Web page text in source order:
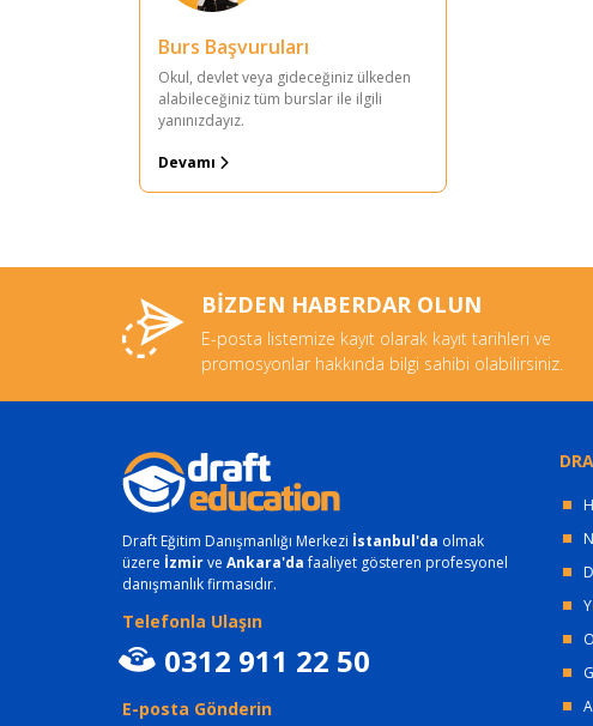
Burs Başvuruları
Okul, devlet veya gideceğiniz ülkeden
alabileceğiniz tüm burslar ile ilgili
yanınızdayız.
Devamı
BİZDEN HABERDAR OLUN
E-posta listemize kayıt olarak kayıt tarihleri ve
promosyonlar hakkında bilgi sahibi olabilirsiniz.
Draft Eğitim Danışmanlığı Merkezi İstanbul'da olmak
üzere İzmirve Ankara'dafaaliyet gösteren profesyonel
danışmanlık firmasıdır.
Telefonla Ulaşın
0312 911 22 50
E-posta Gönderin